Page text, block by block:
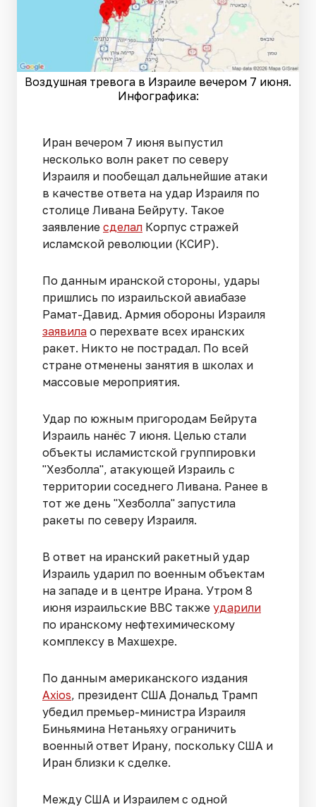
Воздушная тревога в Израиле вечером 7 июня.
Инфографика:
Иран вечером 7 июня выпустил
несколько волн ракет по северу
Израиля и пообещал дальнейшие атаки
в качестве ответа на удар Израиля по
столице Ливана Бейруту. Такое
заявление сделал Корпус стражей
исламской революции (КСИР).
По данным иранской стороны, удары
пришлись по израильской авиабазе
Рамат-Давид. Армия обороны Израиля
заявила о перехвате всех иранских
ракет. Никто не пострадал. По всей
стране отменены занятия в школах и
массовые мероприятия.
Удар по южным пригородам Бейрута
Израиль нанёс 7 июня. Целью стали
объекты исламистской группировки
"Хезболла", атакующей Израиль с
территории соседнего Ливана. Ранее в
тот же день "Хезболла" запустила
ракеты по северу Израиля.
В ответ на иранский ракетный удар
Израиль ударил по военным объектам
на западе и в центре Ирана. Утром 8
июня израильские ВВС также ударили
по иранскому нефтехимическому
комплексу в Махшехре.
По данным американского издания
Axios, президент США Дональд Трамп
убедил премьер-министра Израиля
Биньямина Нетаньяху ограничить
военный ответ Ирану, поскольку США и
Иран близки к сделке.
Между США и Израилем с одной